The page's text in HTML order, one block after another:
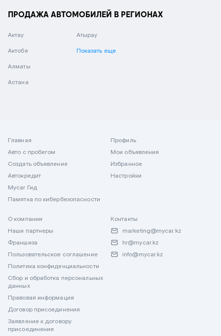
ПРОДАЖА АВТОМОБИЛЕЙ В РЕГИОНАХ
Актау
Актобе
Алматы
Астана
Атырау
Показать еще
Главная
Авто с пробегом
Создать объявление
Автокредит
Mycar Гид
Памятка по кибербезопасности
Профиль
Мои объявления
Избранное
Настройки
О компании
Наши партнеры
Франшиза
Пользовательское соглашение
Политика конфиденциальности
Сбор и обработка персональных
данных
Правовая информация
Договор присоединения
Заявление к договору
присоединения
Контакты
marketing@mycar.kz
hr@mycar.kz
info@mycar.kz